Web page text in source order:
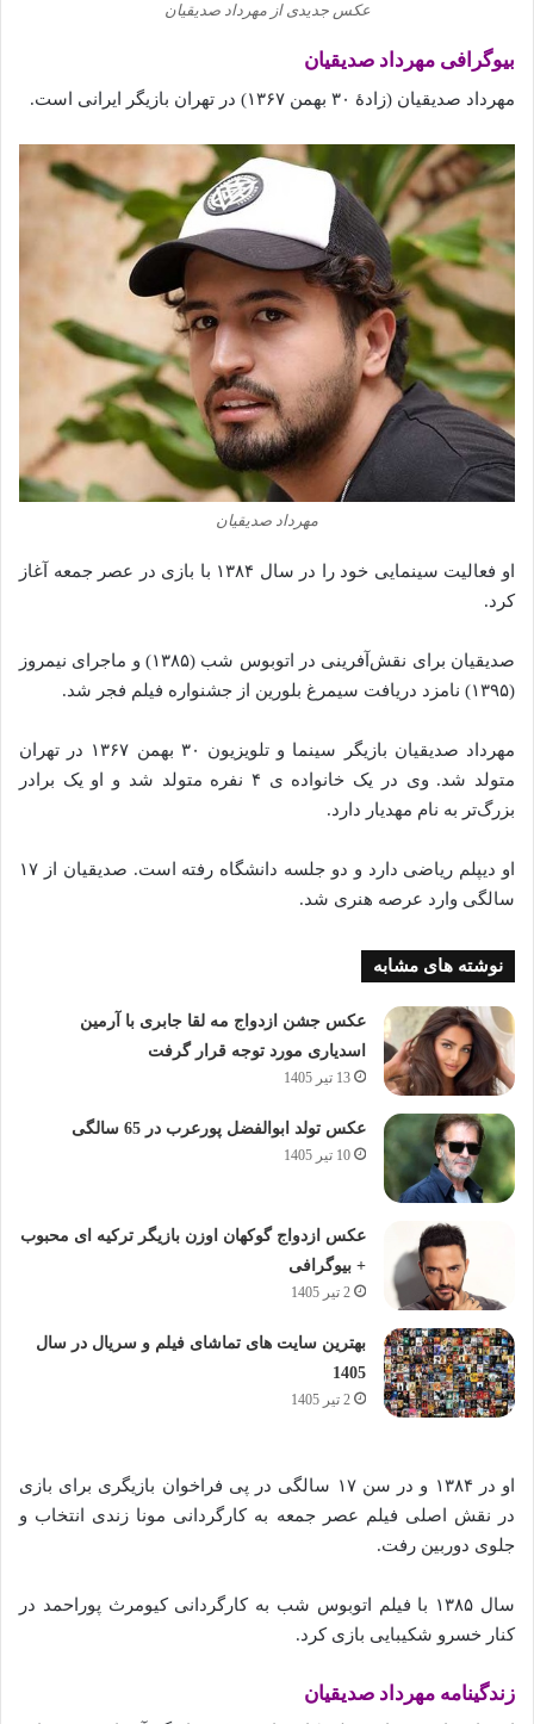
عکس جدیدی از مهرداد صدیقیان
بیوگرافی مهرداد صدیقیان
مهرداد صدیقیان (زادهٔ ۳۰ بهمن ۱۳۶۷) در تهران بازیگر ایرانی است.
‌مهرداد صدیقیان
او فعالیت سینمایی خود را در سال ۱۳۸۴ با بازی در عصر جمعه آغاز
کرد.
صدیقیان برای نقش‌آفرینی در اتوبوس شب (۱۳۸۵) و ماجرای نیمروز
(۱۳۹۵) نامزد دریافت سیمرغ بلورین از جشنواره فیلم فجر شد.
مهرداد صدیقیان بازیگر سینما و تلویزیون ۳۰ بهمن ۱۳۶۷ در تهران
متولد شد. وی در یک خانواده ی ۴ نفره متولد شد و او یک برادر
بزرگ‌تر به نام مهدیار دارد.
او دیپلم ریاضی دارد و دو جلسه دانشگاه رفته است. صدیقیان از ۱۷
سالگی وارد عرصه هنری شد.
نوشته های مشابه
عکس جشن ازدواج مه لقا جابری با آرمین
اسدیاری مورد توجه قرار گرفت
13 تیر 1405
عکس تولد ابوالفضل پورعرب در 65 سالگی
10 تیر 1405
عکس ازدواج گوکهان اوزن بازیگر ترکیه ای محبوب
+ بیوگرافی
2 تیر 1405
بهترین سایت های تماشای فیلم و سریال در سال
1405
2 تیر 1405
او در ۱۳۸۴ و در سن ۱۷ سالگی در پی فراخوان بازیگری برای بازی
در نقش اصلی فیلم عصر جمعه به کارگردانی مونا زندی انتخاب و
جلوی دوربین رفت.
سال ۱۳۸۵ با فیلم اتوبوس شب به کارگردانی کیومرث پوراحمد در
کنار خسرو شکیبایی بازی کرد.
زندگینامه مهرداد صدیقیان